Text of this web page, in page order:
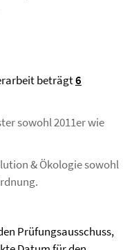
beträgt6
sowohl 2011er wie
& Ökologie sowohl
Prüfungsausschuss,